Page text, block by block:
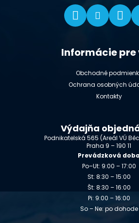
Informácie pre
Obchodné
Ochrana osobných
Kontakty
Výdajňa
Podnikatelská 565 (Areál VÚ
Praha 9 – 190 11
Prevádzková
Po–Ut: 9:00 – 17:00
St: 8:30 – 15:00
Št: 8:30 – 16:00
Pi: 9:00 – 16:00
So – Ne: po dohode